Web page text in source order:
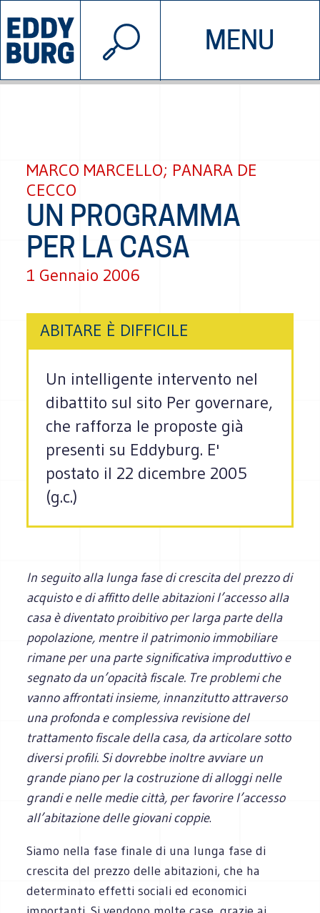
MENU
INIZIATIVE CHI SIAMO
© 2026 EDDYBURG
MARCO MARCELLO; PANARA DE
CECCO
UN PROGRAMMA
PER LA CASA
1 Gennaio 2006
ABITARE È DIFFICILE
Un intelligente intervento nel
dibattito sul sito Per governare,
che rafforza le proposte già
presenti su Eddyburg. E'
postato il 22 dicembre 2005
(g.c.)
In seguito alla lunga fase di crescita del prezzo di
acquisto e di affitto delle abitazioni l’accesso alla
casa è diventato proibitivo per larga parte della
popolazione, mentre il patrimonio immobiliare
rimane per una parte significativa improduttivo e
segnato da un’opacità fiscale. Tre problemi che
vanno affrontati insieme, innanzitutto attraverso
una profonda e complessiva revisione del
trattamento fiscale della casa, da articolare sotto
diversi profili. Si dovrebbe inoltre avviare un
grande piano per la costruzione di alloggi nelle
grandi e nelle medie città, per favorire l’accesso
all’abitazione delle giovani coppie.
Siamo nella fase finale di una lunga fase di
crescita del prezzo delle abitazioni, che ha
determinato effetti sociali ed economici